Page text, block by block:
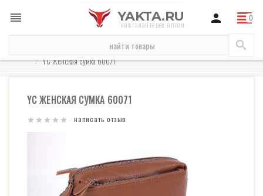
YAKTA.RU
кожгалантерея оптом
повседневные женские
YC Женская сумка 60071
YC ЖЕНСКАЯ СУМКА 60071
написать отзыв